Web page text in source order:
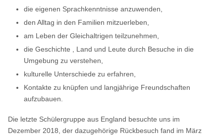
die eigenen Sprachkenntnisse anzuwenden,
den Alltag in den Familien mitzuerleben,
am Leben der Gleichaltrigen teilzunehmen,
die Geschichte , Land und Leute durch Besuche in die
Umgebung zu verstehen,
kulturelle Unterschiede zu erfahren,
Kontakte zu knüpfen und langjährige Freundschaften
aufzubauen.
Die letzte Schülergruppe aus England besuchte uns im
Dezember 2018, der dazugehörige Rückbesuch fand im März